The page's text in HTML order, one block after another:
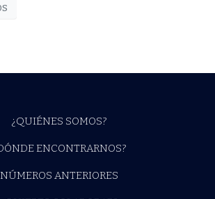
¿QUIÉNES SOMOS?
ENCONTRARNOS?
NÚMEROS ANTERIORES